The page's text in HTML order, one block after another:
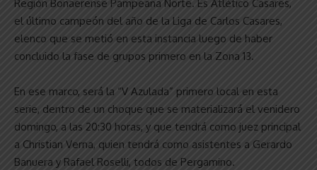
Región Bonaerense Pampeana Norte. Es Atlético Casares,
el último campeón del año de la Liga de Carlos Casares,
elenco que se metió en esta instancia luego de haber
concluido la fase de grupos primero en la Zona 13.
En ese marco, será la “V Azulada” primero local en esta
serie, dentro de un choque que se materializará el venidero
domingo, a las 20:30 horas, y que tendrá como juez principal
a Christian Verna, quien tendrá como asistentes a Gerardo
Banuera y Rafael Roselli, todos de Pergamino.